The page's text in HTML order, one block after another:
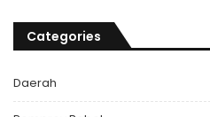
Categories
Daerah